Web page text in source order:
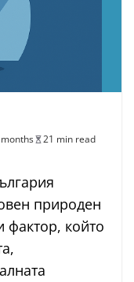
21 min read
природен
фактор, който